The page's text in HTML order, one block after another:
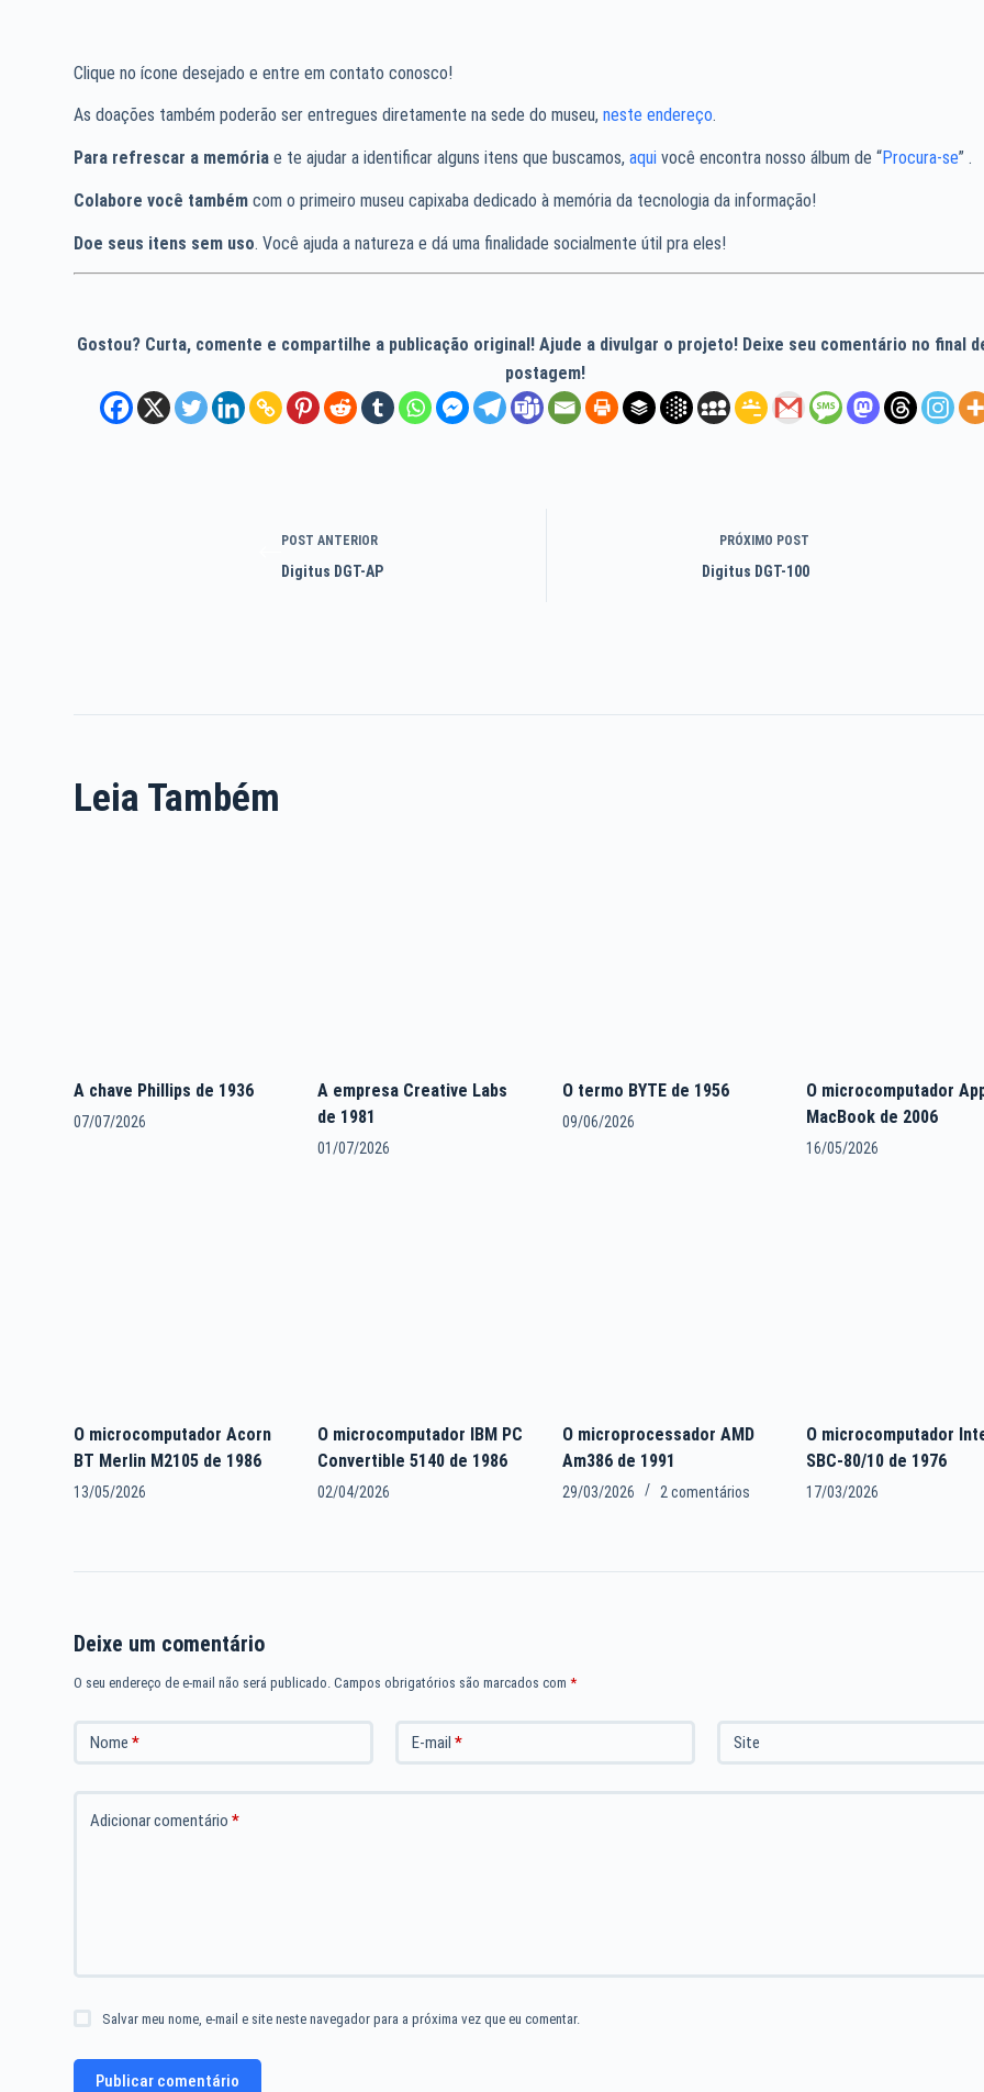
Clique no ícone desejado e entre em contato conosco!
As doações também poderão ser entregues diretamente na sede do museu,neste endereço.
Para refrescar a memória e te ajudar a identificar alguns itens que buscamos,aqui você encontra nosso álbum de “Procura-se” .
Colabore você também com o primeiro museu capixaba dedicado à memória da tecnologia da informação!
Doe seus itens sem uso. Você ajuda a natureza e dá uma finalidade socialmente útil pra eles!
Gostou? Curta, comente e compartilhe a publicação original! Ajude a divulgar o projeto! Deixe seu comentário no final
postagem!
POST ANTERIOR
Digitus DGT-AP
PRÓXIMO POST
Digitus DGT-100
Leia Também
A chave Phillips de 1936
07/07/2026
A empresa Creative Labs
de 1981
01/07/2026
O termo BYTE de 1956
09/06/2026
O microcomputador
MacBook de 2006
16/05/2026
O microcomputador Acorn
BT Merlin M2105 de 1986
13/05/2026
O microcomputador IBM PC
Convertible 5140 de 1986
02/04/2026
O microprocessador AMD
Am386 de 1991
29/03/2026 2 comentários
O microcomputador
SBC-80/10 de 1976
17/03/2026
Deixe um comentário
O seu endereço de e-mail não será publicado. Campos obrigatórios são marcados com*
Nome * E-mail * Site
Adicionar comentário *
Salvar meu nome, e-mail e site neste navegador para a próxima vez que eu comentar.
Publicar comentário